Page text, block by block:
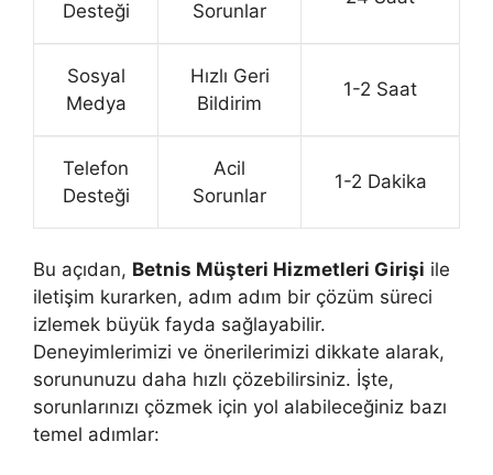
Desteği
Sorunlar
Sosyal
Medya
Hızlı Geri
Bildirim
1-2 Saat
Telefon
Desteği
Acil
Sorunlar
1-2 Dakika
Bu açıdan, Betnis Müşteri Hizmetleri Girişi ile
iletişim kurarken, adım adım bir çözüm süreci
izlemek büyük fayda sağlayabilir.
Deneyimlerimizi ve önerilerimizi dikkate alarak,
sorununuzu daha hızlı çözebilirsiniz. İşte,
sorunlarınızı çözmek için yol alabileceğiniz bazı
temel adımlar: